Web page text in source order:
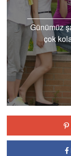
Günümüz
çok
öğrenciler